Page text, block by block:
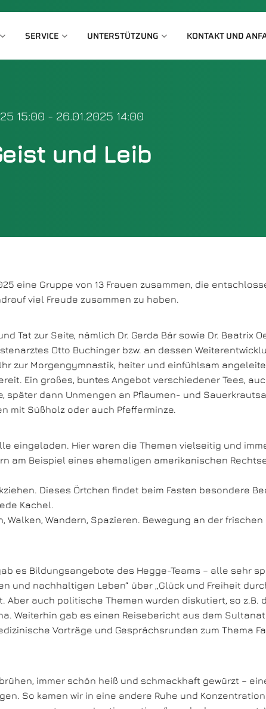
SERVICE UNTERSTÜTZUNG KONTAKT UND
15:00 - 26.01.2025 14:00
und Leib
eine Gruppe von 13 Frauen zusammen, die
viel Freude zusammen zu haben.
Tat zur Seite, nämlich Dr. Gerda Bär sowie Dr. Beatrix
Otto Buchinger bzw. an dessen
zur Morgengymnastik, heiter und einfühlsam
Ein großes, buntes Angebot verschiedener Tees,
dann Unmengen an Pflaumen- und
mit Süßholz oder auch Pfefferminze.
eingeladen. Hier waren die Themen vielseitig und
am Beispiel eines ehemaligen amerikanischen
Dieses Örtchen findet beim Fasten besondere
Kachel.
Wandern, Spazieren. Bewegung an der frischen
es Bildungsangebote des Hegge-Teams – alle sehr
nachhaltigen Leben“ über „Glück und Freiheit
auch politische Themen wurden diskutiert, so z.B.
Weiterhin gab es einen Reisebericht aus dem Sultanat
Vorträge und Gesprächsrunden zum Thema
immer schön heiß und schmackhaft gewürzt –
So kamen wir in eine andere Ruhe und